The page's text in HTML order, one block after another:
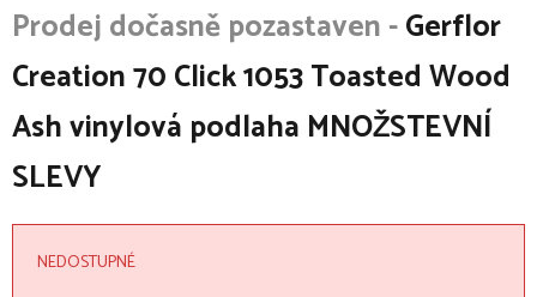
Gerflor
Creation 70 Click 1053 Toasted Wood
Ash vinylová podlaha MNOŽSTEVNÍ
SLEVY
NEDOSTUPNÉ